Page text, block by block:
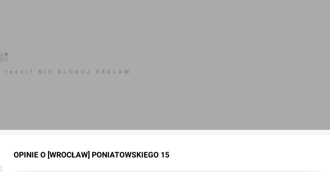
NIE BLOKUJ REKLAM
OPINIE O [WROCŁAW] PONIATOWSKIEGO 15